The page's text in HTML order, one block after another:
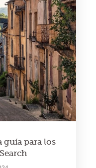
guía para los